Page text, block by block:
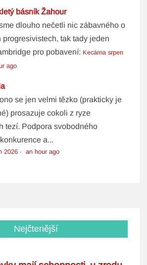
básník Žahour
dlouho nečetli nic zábavného o
progresivistech, tak tady jeden
pro pobavení: Kecárna srpen
ago
se jen velmi tězko (prakticky je
prosazuje cokoli z ryze
tezí. Podpora svobodného
a...
2026 ·an hour ago
Nejčtenější